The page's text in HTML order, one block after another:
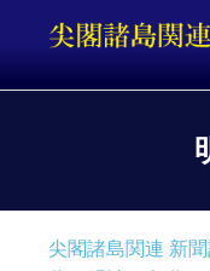
テ
尖閣諸島関連 新